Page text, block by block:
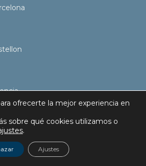
ofrecerte la mejor experiencia en
sobre qué cookies utilizamos o
.
Ajustes